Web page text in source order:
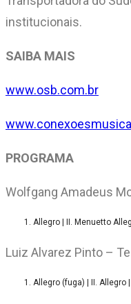
institucionais.
SAIBA MAIS
www.osb.com.br
PROGRAMA
Wolfgang Amadeus
Allegro | II. Menuetto
Luiz Alvarez Pinto –
Allegro (fuga) | II. Allegro